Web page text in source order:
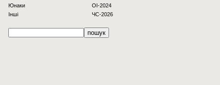
Юнаки
Інші
OI-2024
ЧС-2026